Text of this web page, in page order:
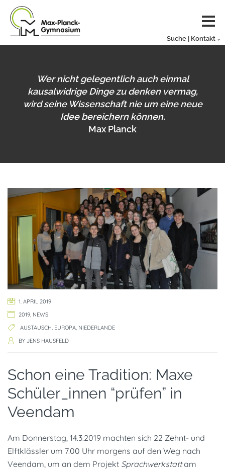
Suche | Kontakt
Wer nicht gelegentlich auch einmal
kausalwidrige Dinge zu denken vermag,
wird seine Wissenschaft nie um eine neue
Idee bereichern können.
Max Planck
1. APRIL 2019
2019, NEWS
AUSTAUSCH, EUROPA, NIEDERLANDE
BY JENS HAUSFELD
Schon eine Tradition: Maxe
Schüler_innen “prüfen” in
Veendam
Am Donnerstag, 14.3.2019 machten sich 22 Zehnt- und
Elftklässler um 7.00 Uhr morgens auf den Weg nach
Veendam, um an dem Projekt Sprachwerkstattam